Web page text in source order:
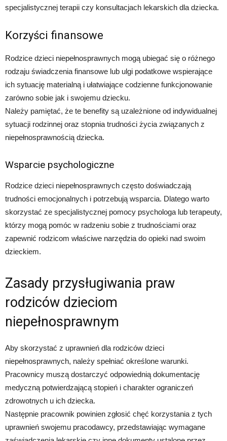
specjalistycznej terapii czy konsultacjach lekarskich dla dziecka.
Korzyści finansowe
Rodzice dzieci niepełnosprawnych mogą ubiegać się o różnego
rodzaju świadczenia finansowe lub ulgi podatkowe wspierające
ich sytuację materialną i ułatwiające codzienne funkcjonowanie
zarówno sobie jak i swojemu dziecku.
Należy pamiętać, że te benefity są uzależnione od indywidualnej
sytuacji rodzinnej oraz stopnia trudności życia związanych z
niepełnosprawnością dziecka.
Wsparcie psychologiczne
Rodzice dzieci niepełnosprawnych często doświadczają
trudności emocjonalnych i potrzebują wsparcia. Dlatego warto
skorzystać ze specjalistycznej pomocy psychologa lub terapeuty,
którzy mogą pomóc w radzeniu sobie z trudnościami oraz
zapewnić rodzicom właściwe narzędzia do opieki nad swoim
dzieckiem.
Zasady przysługiwania praw
rodziców dzieciom
niepełnosprawnym
Aby skorzystać z uprawnień dla rodziców dzieci
niepełnosprawnych, należy spełniać określone warunki.
Pracownicy muszą dostarczyć odpowiednią dokumentację
medyczną potwierdzającą stopień i charakter ograniczeń
zdrowotnych u ich dziecka.
Następnie pracownik powinien zgłosić chęć korzystania z tych
uprawnień swojemu pracodawcy, przedstawiając wymagane